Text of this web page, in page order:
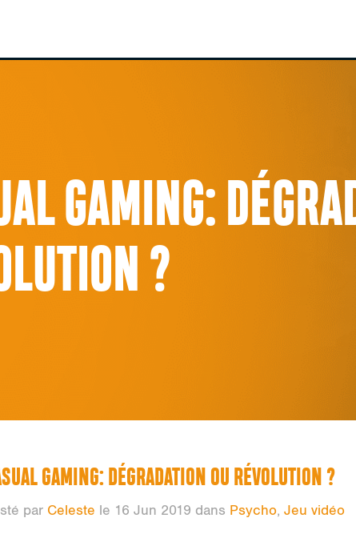
GAMING:
?
GAMING: DÉGRADATION OU RÉVOLUTION ?
par Celeste le 16 Jun 2019 dans Psycho, Jeu vidéo